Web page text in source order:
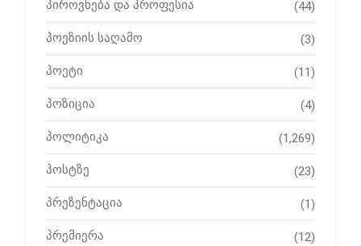
პიროვნება და პროფესია (44)
პოეზიის საღამო (3)
პოეტი (11)
პოზიცია (4)
პოლიტიკა (1,269)
პოსტზე (23)
პრეზენტაცია (1)
პრემიერა (12)